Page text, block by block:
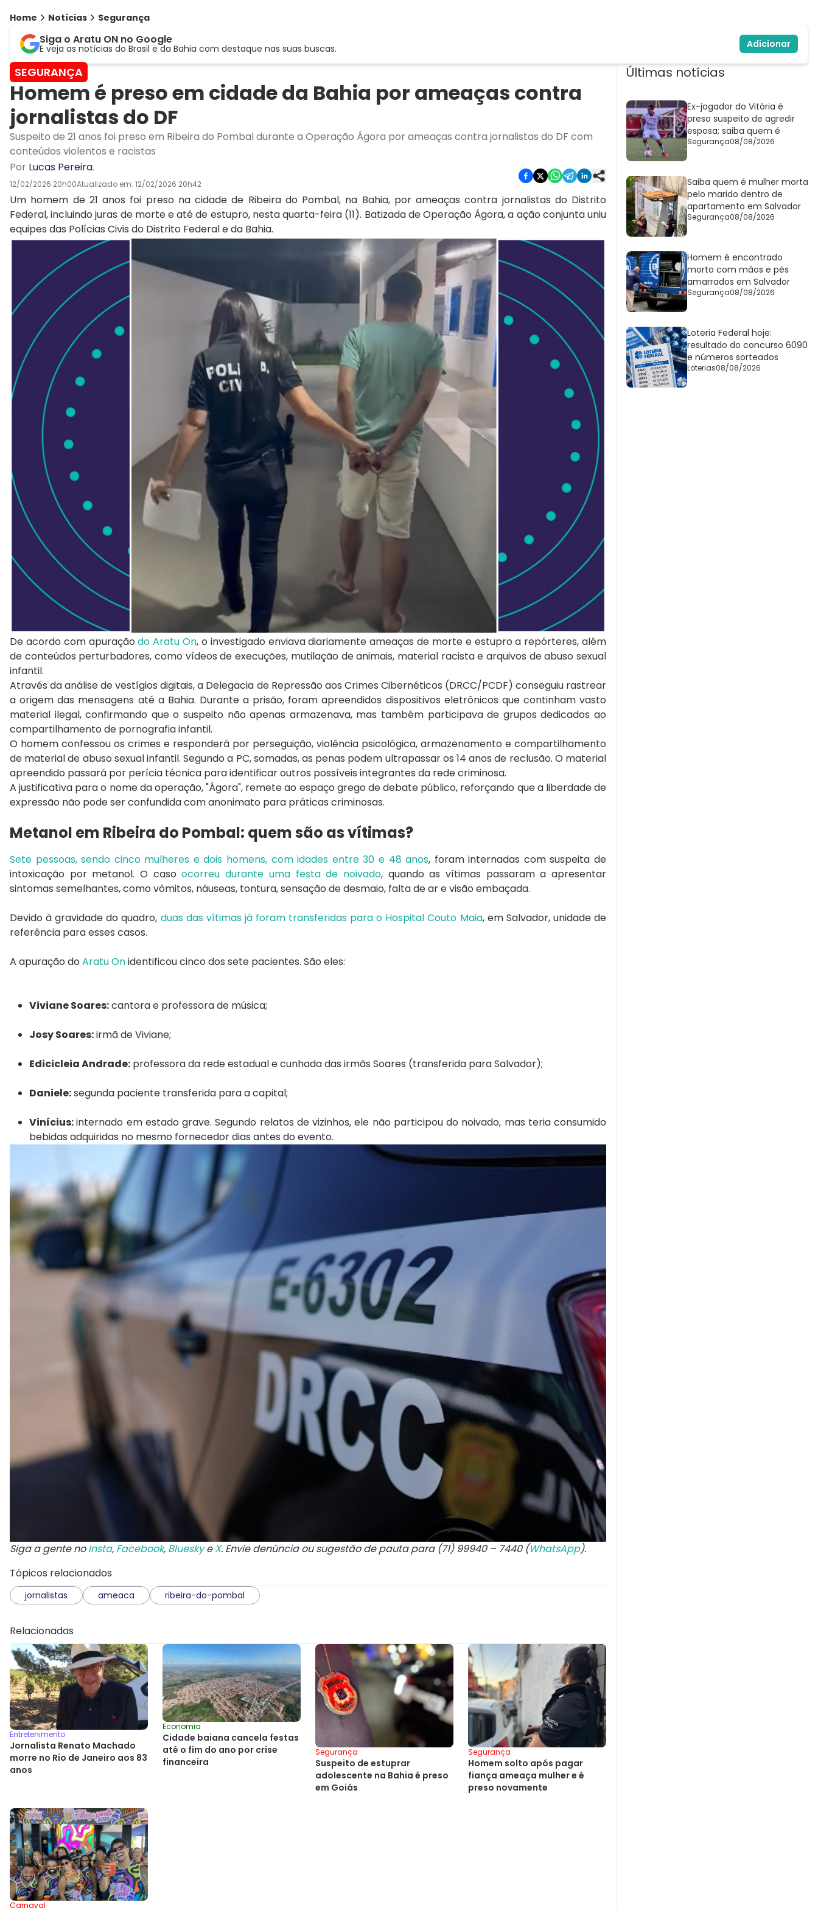
Home Notícias Segurança
Siga o Aratu ON no Google
E veja as notícias do Brasil e da Bahia com destaque nas suas buscas. Adicionar
SEGURANÇA
Homem é preso em cidade da Bahia por ameaças contra
jornalistas do DF
Suspeito de 21 anos foi preso em Ribeira do Pombal durante a Operação Ágora por ameaças contra jornalistas do DF com
conteúdos violentos e racistas
Por Lucas Pereira.
12/02/2026 20h00Atualizado em: 12/02/2026 20h42
Um homem de 21 anos foi preso na cidade de Ribeira do Pombal, na Bahia, por ameaças contra jornalistas do Distrito
Federal, incluindo juras de morte e até de estupro, nesta quarta-feira (11). Batizada de Operação Ágora, a ação conjunta uniu
equipes das Polícias Civis do Distrito Federal e da Bahia.
De acordo com apuraçãodo Aratu On, o investigado enviava diariamente ameaças de morte e estupro a repórteres, além
de conteúdos perturbadores, como vídeos de execuções, mutilação de animais, material racista e arquivos de abuso sexual
infantil.
Através da análise de vestígios digitais, a Delegacia de Repressão aos Crimes Cibernéticos (DRCC/PCDF) conseguiu rastrear
a origem das mensagens até a Bahia. Durante a prisão, foram apreendidos dispositivos eletrônicos que continham vasto
material ilegal, confirmando que o suspeito não apenas armazenava, mas também participava de grupos dedicados ao
compartilhamento de pornografia infantil.
O homem confessou os crimes e responderá por perseguição, violência psicológica, armazenamento e compartilhamento
de material de abuso sexual infantil. Segundo a PC, somadas, as penas podem ultrapassar os 14 anos de reclusão. O material
apreendido passará por perícia técnica para identificar outros possíveis integrantes da rede criminosa.
A justificativa para o nome da operação, "Ágora", remete ao espaço grego de debate público, reforçando que a liberdade de
expressão não pode ser confundida com anonimato para práticas criminosas.
Metanol em Ribeira do Pombal: quem são as vítimas?
Sete pessoas, sendo cinco mulheres e dois homens, com idades entre 30 e 48 anos, foram internadas com suspeita de
intoxicação por metanol. O caso ocorreu durante uma festa de noivado, quando as vítimas passaram a apresentar
sintomas semelhantes, como vômitos, náuseas, tontura, sensação de desmaio, falta de ar e visão embaçada.
Devido à gravidade do quadro, duas das vítimas já foram transferidas para o Hospital Couto Maia, em Salvador, unidade de
referência para esses casos.
A apuração do Aratu Onidentificou cinco dos sete pacientes. São eles:
Viviane Soares:cantora e professora de música;
Josy Soares:irmã de Viviane;
Edicicleia Andrade: professora da rede estadual e cunhada das irmãs Soares (transferida para Salvador);
Daniele:segunda paciente transferida para a capital;
Vinícius:internado em estado grave. Segundo relatos de vizinhos, ele não participou do noivado, mas teria consumido
bebidas adquiridas no mesmo fornecedor dias antes do evento.
Siga a gente noInsta, Facebook, BlueskyeX. Envie denúncia ou sugestão de pauta para (71) 99940 – 7440 (WhatsApp).
Tópicos relacionados
jornalistas ameaca ribeira-do-pombal
Relacionadas
Entretenimento
Jornalista Renato Machado
morre no Rio de Janeiro aos 83
anos
Economia
Cidade baiana cancela festas
até o fim do ano por crise
financeira
Segurança
Suspeito de estuprar
adolescente na Bahia é preso
em Goiás
Segurança
Homem solto após pagar
fiança ameaça mulher e é
preso novamente
Carnaval
Últimas notícias
Ex-jogador do Vitória é
preso suspeito de agredir
esposa; saiba quem é
Segurança08/08/2026
Saiba quem é mulher morta
pelo marido dentro de
apartamento em Salvador
Segurança08/08/2026
Homem é encontrado
morto com mãos e pés
amarrados em Salvador
Segurança08/08/2026
Loteria Federal hoje:
resultado do concurso 6090
e números sorteados
Loterias08/08/2026